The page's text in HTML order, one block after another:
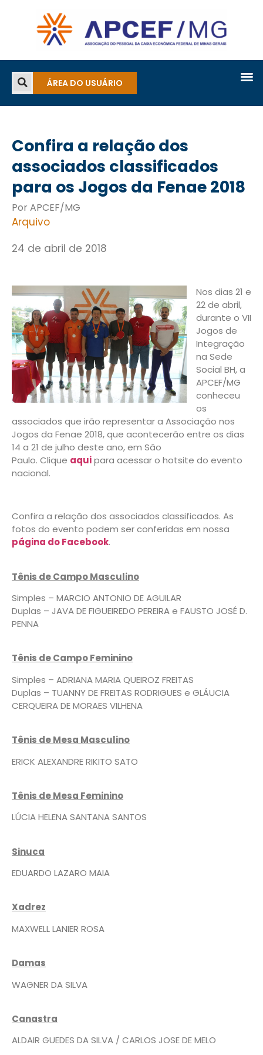
ÁREA DO USUÁRIO
Confira a relação dos
associados classificados
para os Jogos da Fenae 2018
Por APCEF/MG
Arquivo
24 de abril de 2018
Nos dias 21 e
22 de abril,
durante o VII
Jogos de
Integração
na Sede
Social BH, a
APCEF/MG
conheceu
os
associados que irão representar a Associação nos
Jogos da Fenae 2018, que acontecerão entre os dias
14 a 21 de julho deste ano, em São
Paulo. Clique aquipara acessar o hotsite do evento
nacional.
Confira a relação dos associados classificados. As
fotos do evento podem ser conferidas em nossa
página do Facebook.
Tênis de Campo Masculino
Simples – MARCIO ANTONIO DE AGUILAR
Duplas – JAVA DE FIGUEIREDO PEREIRA e FAUSTO JOSÉ D.
PENNA
Tênis de Campo Feminino
Simples – ADRIANA MARIA QUEIROZ FREITAS
Duplas – TUANNY DE FREITAS RODRIGUES e GLÁUCIA
CERQUEIRA DE MORAES VILHENA
Tênis de Mesa Masculino
ERICK ALEXANDRE RIKITO SATO
Tênis de Mesa Feminino
LÚCIA HELENA SANTANA SANTOS
Sinuca
EDUARDO LAZARO MAIA
Xadrez
MAXWELL LANIER ROSA
Damas
WAGNER DA SILVA
Canastra
ALDAIR GUEDES DA SILVA / CARLOS JOSE DE MELO